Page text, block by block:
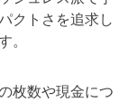
クトさを追求し
。
枚数や現金につ